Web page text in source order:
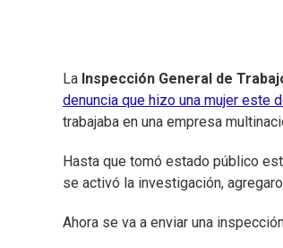
La Inspección General de
denuncia que hizo una mujer este
trabajaba en una empresa
Hasta que tomó estado público
se activó la investigación,
Ahora se va a enviar una